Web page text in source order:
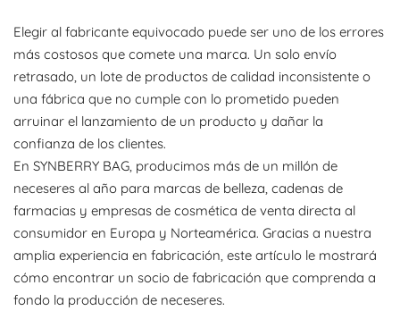
Elegir al fabricante equivocado puede ser uno de los errores
más costosos que comete una marca. Un solo envío
retrasado, un lote de productos de calidad inconsistente o
una fábrica que no cumple con lo prometido pueden
arruinar el lanzamiento de un producto y dañar la
confianza de los clientes.
En SYNBERRY BAG, producimos más de un millón de
neceseres al año para marcas de belleza, cadenas de
farmacias y empresas de cosmética de venta directa al
consumidor en Europa y Norteamérica. Gracias a nuestra
amplia experiencia en fabricación, este artículo le mostrará
cómo encontrar un socio de fabricación que comprenda a
fondo la producción de neceseres.